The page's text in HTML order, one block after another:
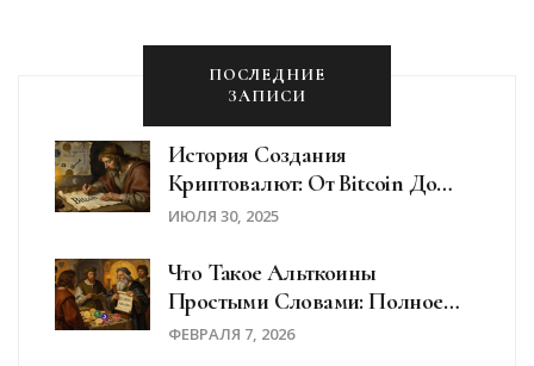
ПОСЛЕДНИЕ
ЗАПИСИ
История Создания
Криптовалют: От Bitcoin До
Современных Альткоинов
ИЮЛЯ 30, 2025
Что Такое Альткоины
Простыми Словами: Полное
Руководство
ФЕВРАЛЯ 7, 2026